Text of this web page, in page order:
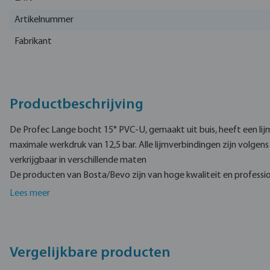
Artikelnummer
Fabrikant
Productbeschrijving
De Profec Lange bocht 15° PVC-U, gemaakt uit buis, heeft een
maximale werkdruk van 12,5 bar. Alle lijmverbindingen zijn
verkrijgbaar in verschillende maten
De producten van Bosta/Bevo zijn van hoge kwaliteit en
concurrerende prijs. Bosta/Bevo biedt betrouwbaarheid en
Lees meer
Vergelijkbare producten